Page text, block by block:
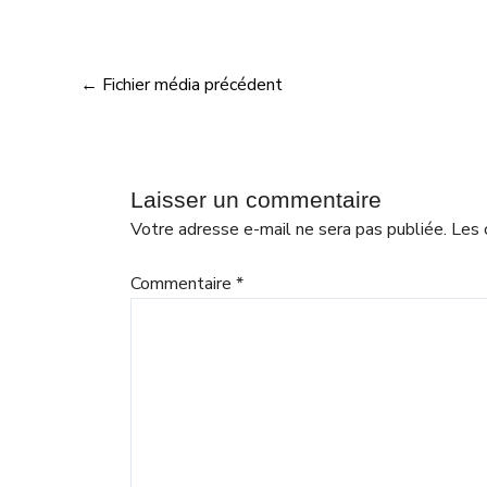
← Fichier média précédent
Laisser un commentaire
Votre adresse e-mail ne sera pas publiée. Les
Commentaire *